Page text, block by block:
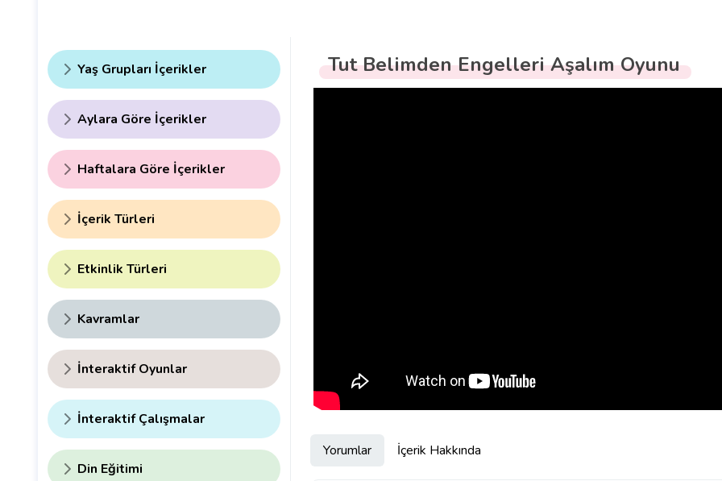
Yaş Grupları İçerikler
Aylara Göre İçerikler
Haftalara Göre İçerikler
İçerik Türleri
Etkinlik Türleri
Kavramlar
İnteraktif Oyunlar
İnteraktif Çalışmalar
Din Eğitimi
Tut Belimden Engelleri Aşalım Oyunu
Yorumlar İçerik Hakkında